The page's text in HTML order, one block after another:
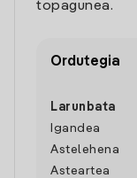
topagunea.
Ordutegia
Larunbata
Igandea
Astelehena
Asteartea